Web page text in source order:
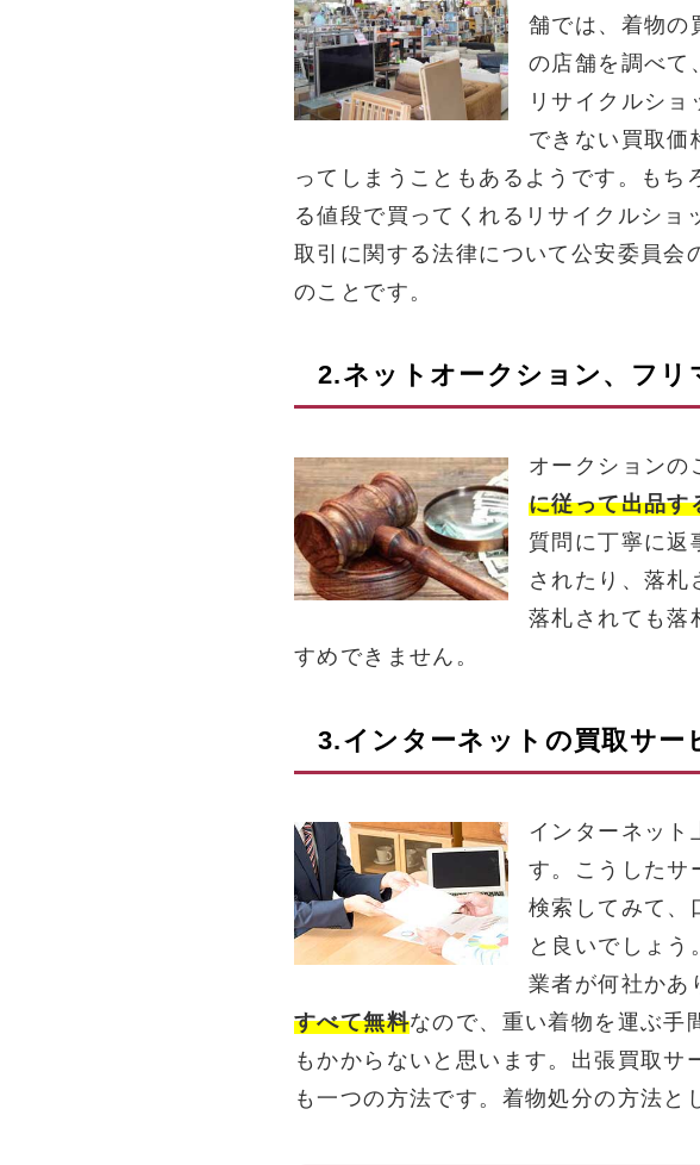
舗では、着物の
の店舗を調べて
リサイクルシ
できない買取価
ってしまうこともあるようです。もち
る値段で買ってくれるリサイクルシ
取引に関する法律について公安委員会
のことです。
2.ネットオークション、フリ
オークションの
に従って出品す
質問に丁寧に返
されたり、落札
落札されても落
すめできません。
3.インターネットの買取サー
インターネット
す。こうしたサ
検索してみて、
と良いでしょう
業者が何社かあ
すべて無料なので、重い着物を運ぶ手
もかからないと思います。出張買取
も一つの方法です。着物処分の方法と